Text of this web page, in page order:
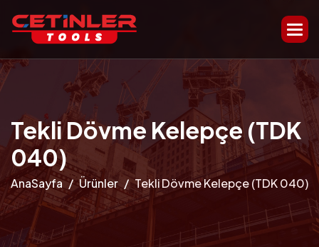
Tekli Dövme Kelepçe (TDK
040)
AnaSayfa Ürünler Tekli Dövme Kelepçe (TDK 040)